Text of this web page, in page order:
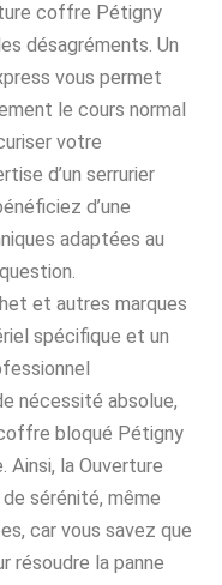
coffre Pétigny
désagréments. Un
vous permet
le cours normal
votre
d’un serrurier
d’une
adaptées au
et autres marques
spécifique et un
nécessité absolue,
bloqué Pétigny
Ainsi, la Ouverture
sérénité, même
car vous savez que
résoudre la panne